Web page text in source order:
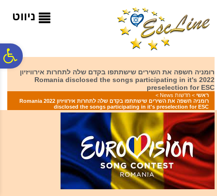
המרכזי
ניווט
רומניה חשפה את השירים שישתתפו בקדם שלה לתחרות אירוויזיון
2022 Romania disclosed the songs participating in it's
preselection for ESC
ראשי > חדשות News
>
רומניה חשפה את השירים שישתתפו בקדם שלה לתחרות אירוויזיון 2022 Romania
disclosed the songs participating in it's preselection for ESC